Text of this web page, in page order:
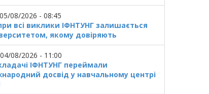
08/2026 - 08:45
всі виклики ІФНТУНГ залишається
якому довіряють
08/2026 - 11:00
ІФНТУНГ переймали
досвід у навчальному центрі